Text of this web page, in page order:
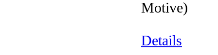
Motive)
Details